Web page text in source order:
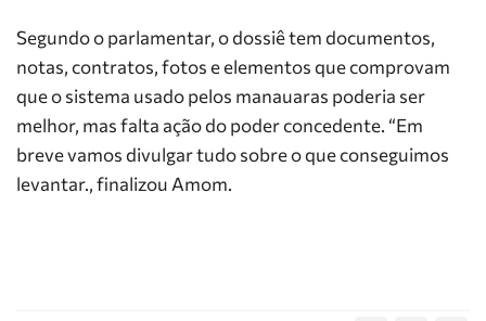
Segundo o parlamentar, o dossiê tem documentos,
notas, contratos, fotos e elementos que comprovam
que o sistema usado pelos manauaras poderia ser
melhor, mas falta ação do poder concedente. “Em
breve vamos divulgar tudo sobre o que conseguimos
levantar., finalizou Amom.